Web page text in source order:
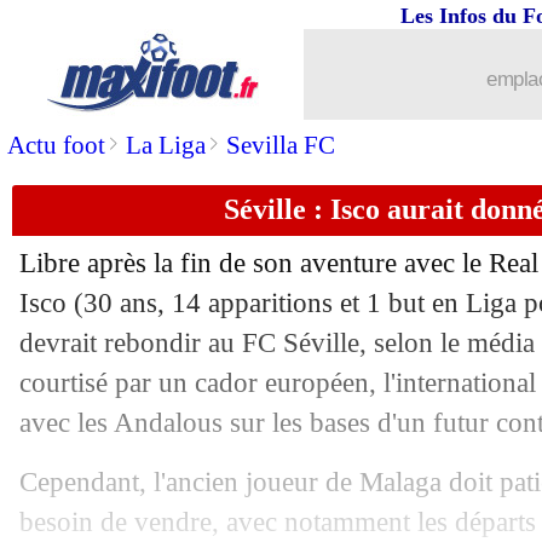
Actu foot> La Liga> Sevilla FC
Les Infos du
Séville : Isco aurait
Libre après la fin de son aventure avec le
Isco (30 ans, 14 apparitions et 1 but en Liga
devrait rebondir au FC Séville, selon le
courtisé par un cador européen,
avec les Andalous sur les bases d'un futur
Cependant, l'ancien joueur de Malaga doit
besoin de vendre, avec notamment les
Barça : Dembélé a toujours voulu
14/07 Man City: Arsenal vise Zinchenko
: Leeds insiste pour Kalimuendo
14/07 Sondage MF: Clauss à 10 M€, l'OM
14/07 Séville: Koundé, et maintenant
14/07 Bayern : Gnabry va finalement
14/07 Juve: Cambiaso recruté pour 11,5
14/07 Ajax : Martinez, Man Utd touche au